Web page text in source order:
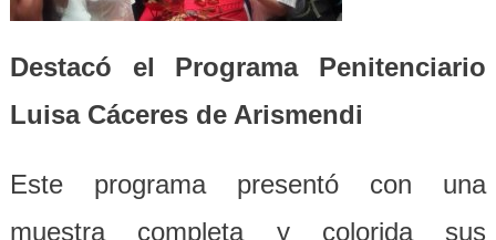
Destacó el Programa Penitenciario
Luisa Cáceres de Arismendi
Este programa presentó con una
muestra completa y colorida sus